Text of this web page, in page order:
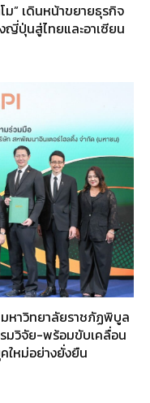
” เดินหน้าขยายธุรกิจ
ปุ่นสู่ไทยและอาเซียน
หาวิทยาลัยราชภัฏพิบูล
มวิจัย-พร้อมขับเคลื่อน
หม่อย่างยั่งยืน